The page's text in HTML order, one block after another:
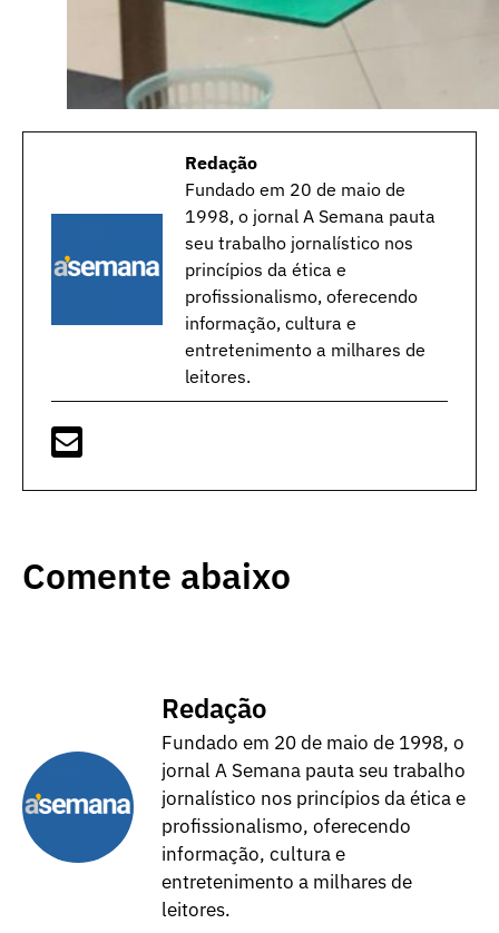
Redação
Fundado em 20 de maio de
1998, o jornal A Semana pauta
seu trabalho jornalístico nos
princípios da ética e
profissionalismo, oferecendo
informação, cultura e
entretenimento a milhares de
leitores.
Comente abaixo
Redação
Fundado em 20 de maio de 1998, o
jornal A Semana pauta seu trabalho
jornalístico nos princípios da ética e
profissionalismo, oferecendo
informação, cultura e
entretenimento a milhares de
leitores.